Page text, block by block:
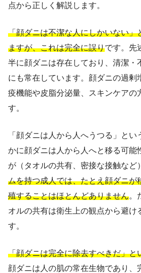
点から正しく解説します。
「顔ダニは不潔な人にしかいない」
ますが、これは完全に誤りです。先
半に顔ダニは存在しており、清潔・
にも常在しています。顔ダニの過剰
疫機能や皮脂分泌量、スキンケアの
す。
「顔ダニは人から人へうつる」と
かに顔ダニは人から人へと移る可能
が（タオルの共有、密接な接触など
ムを持つ成人では、たとえ顔ダニが
殖することはほとんどありません。
オルの共有は衛生上の観点から避け
す。
「顔ダニは完全に除去すべきだ」と
顔ダニは人の肌の常在生物であり、